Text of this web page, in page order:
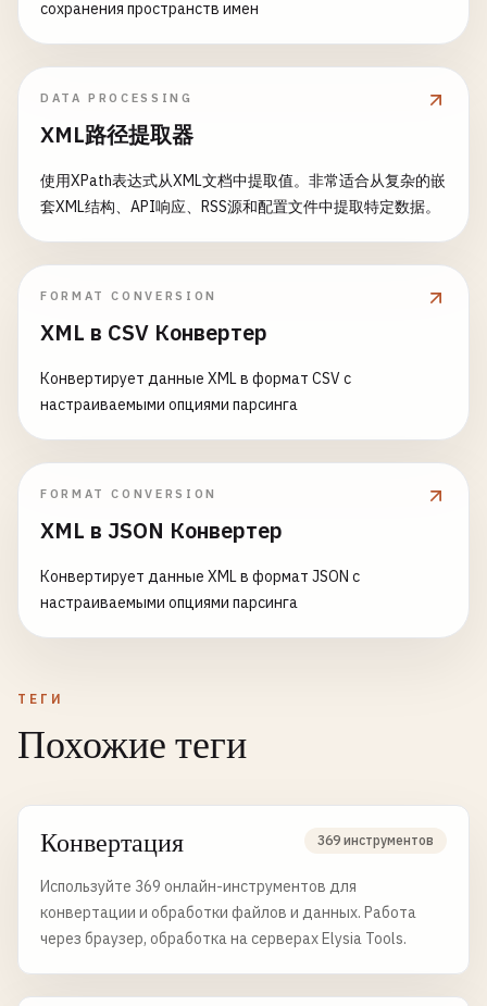
сохранения пространств имен
DATA PROCESSING
XML路径提取器
使用XPath表达式从XML文档中提取值。非常适合从复杂的嵌
套XML结构、API响应、RSS源和配置文件中提取特定数据。
FORMAT CONVERSION
XML в CSV Конвертер
Конвертирует данные XML в формат CSV с
настраиваемыми опциями парсинга
FORMAT CONVERSION
XML в JSON Конвертер
Конвертирует данные XML в формат JSON с
настраиваемыми опциями парсинга
ТЕГИ
Похожие теги
Конвертация 369 инструментов
Используйте 369 онлайн-инструментов для
конвертации и обработки файлов и данных. Работа
через браузер, обработка на серверах Elysia Tools.